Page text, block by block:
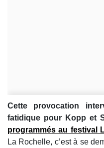
Cette provocation
fatidique pour Kopp et
programmés au festival
La Rochelle, c’est à se